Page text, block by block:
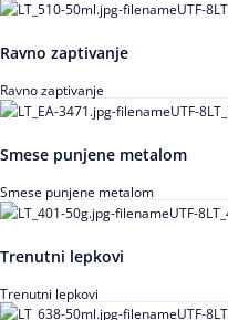
Ravno zaptivanje
Ravno zaptivanje
Smese punjene metalom
Smese punjene metalom
Trenutni lepkovi
Trenutni lepkovi